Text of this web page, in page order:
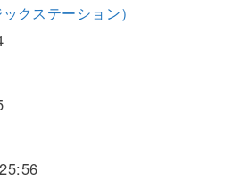
クステーション）